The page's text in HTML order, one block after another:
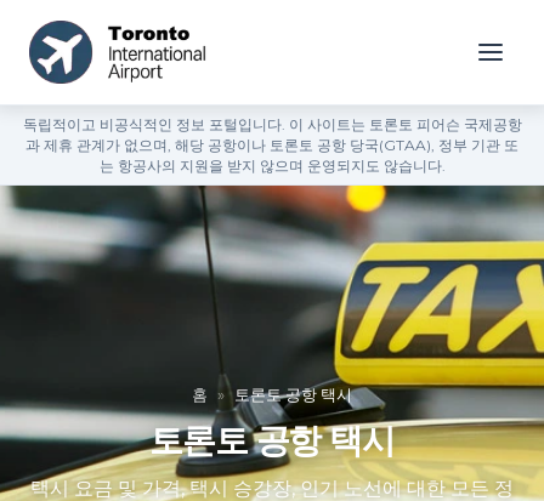
독립적이고 비공식적인 정보 포털입니다. 이 사이트는 토론토 피어슨 국제공항
과 제휴 관계가 없으며, 해당 공항이나 토론토 공항 당국(GTAA), 정부 기관 또
는 항공사의 지원을 받지 않으며 운영되지도 않습니다.
홈 » 토론토 공항 택시
토론토 공항 택시
택시 요금 및 가격, 택시 승강장, 인기 노선에 대한 모든 정